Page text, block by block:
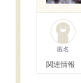
匿名
関連情報